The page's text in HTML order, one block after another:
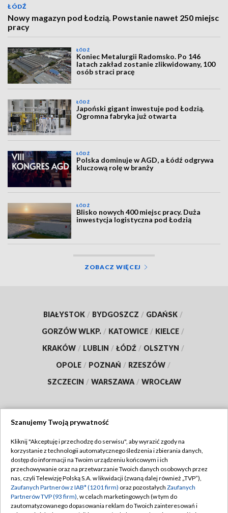
ŁÓDŹ
Nowy magazyn pod Łodzią. Powstanie nawet 250 miejsc
pracy
ŁÓDŹ
Koniec Metalurgii Radomsko. Po 146
latach zakład zostanie zlikwidowany, 100
osób straci pracę
ŁÓDŹ
Japoński gigant inwestuje pod Łodzią.
Ogromna fabryka już otwarta
ŁÓDŹ
Polska dominuje w AGD, a Łódź odgrywa
kluczową rolę w branży
ŁÓDŹ
Blisko nowych 400 miejsc pracy. Duża
inwestycja logistyczna pod Łodzią
ZOBACZ WIĘCEJ
BIAŁYSTOK / BYDGOSZCZ / GDAŃSK /
GORZÓW WLKP. / KATOWICE / KIELCE /
KRAKÓW / LUBLIN / ŁÓDŹ / OLSZTYN /
OPOLE / POZNAŃ / RZESZÓW /
SZCZECIN / WARSZAWA / WROCŁAW
TVP
Abonament TVP
Emisja w TVP
Centrum informacji TVP
Regulamin TVP
Polityka prywatności
Moje zgody
Szanujemy Twoją prywatność
Kliknij "Akceptuję i przechodzę do serwisu", aby wyrazić zgody na
korzystanie z technologii automatycznego śledzenia i zbierania danych,
dostęp do informacji na Twoim urządzeniu końcowym i ich
przechowywanie oraz na przetwarzanie Twoich danych osobowych przez
nas, czyli Telewizję Polską S.A. w likwidacji (zwaną dalej również „TVP”),
Zaufanych Partnerów z IAB* (1201 firm) oraz pozostałych Zaufanych
Partnerów TVP (93 firm), w celach marketingowych (w tym do
zautomatyzowanego dopasowania reklam do Twoich zainteresowań i